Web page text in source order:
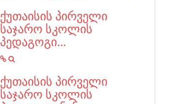
ქუთაისის პირველი
საჯარო სკოლის
პედაგოგი…
ქუთაისის პირველი
საჯარო სკოლის